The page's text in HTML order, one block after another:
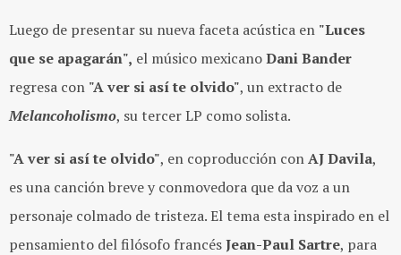
Luego de presentar su nueva faceta acústica en "Luces
que se apagarán", el músico mexicanoDani Bander
regresa con "A ver si así te olvido", un extracto de
Melancoholismo, su tercer LP como solista.
"A ver si así te olvido", en coproducción conAJ Davila,
es una canción breve y conmovedora que da voz a un
personaje colmado de tristeza. El tema esta inspirado en el
pensamiento del filósofo francésJean-Paul Sartre, para